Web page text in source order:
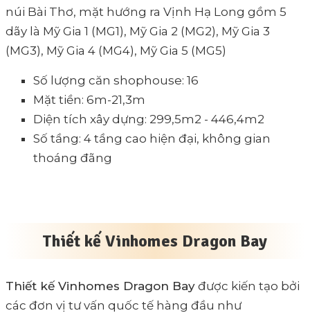
núi Bài Thơ, mặt hướng ra Vịnh Hạ Long gồm 5
dãy là Mỹ Gia 1 (MG1), Mỹ Gia 2 (MG2), Mỹ Gia 3
(MG3), Mỹ Gia 4 (MG4), Mỹ Gia 5 (MG5)
Số lượng căn shophouse: 16
Mặt tiền: 6m-21,3m
Diện tích xây dựng: 299,5m2 - 446,4m2
Số tầng: 4 tầng cao hiện đại, không gian
thoáng đãng
Thiết kế Vinhomes Dragon Bay
Thiết kế Vinhomes Dragon Bay được kiến tạo bởi
các đơn vị tư vấn quốc tế hàng đầu như